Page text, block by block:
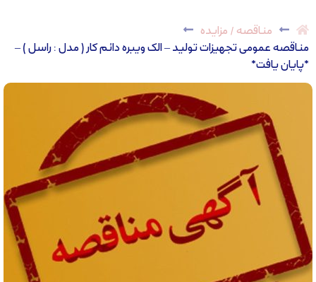
مناقصه / مزایده
مناقصه عمومی تجهیزات تولید – الک ویبره دائم کار ( مدل : راسل ) –
*پایان یافت*